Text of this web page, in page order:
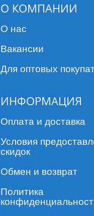
О КОМПАНИИ
О нас
Вакансии
Для оптовых
ИНФОРМАЦИЯ
Оплата и доставка
Условия
скидок
Обмен и возврат
Политика